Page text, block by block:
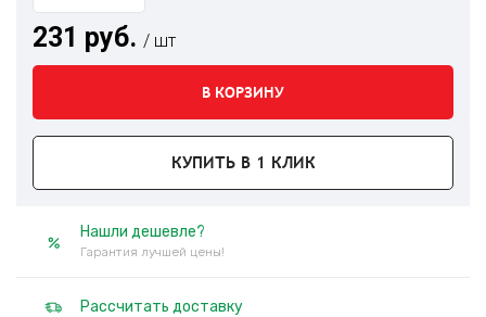
231 руб. / шт
В КОРЗИНУ
КУПИТЬ В 1 КЛИК
Нашли дешевле?
Гарантия лучшей цены!
Рассчитать доставку